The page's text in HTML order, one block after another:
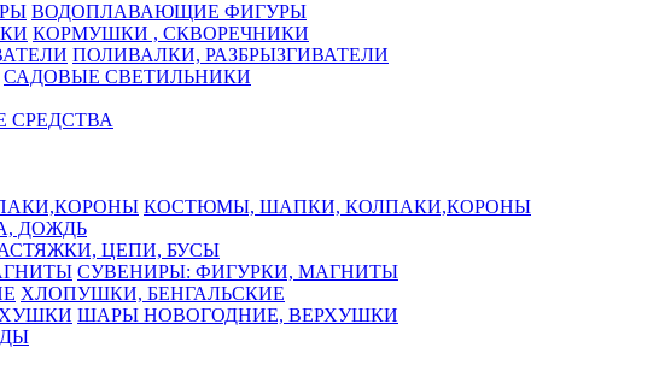
ВОДОПЛАВАЮЩИЕ ФИГУРЫ
КОРМУШКИ , СКВОРЕЧНИКИ
ПОЛИВАЛКИ, РАЗБРЫЗГИВАТЕЛИ
САДОВЫЕ СВЕТИЛЬНИКИ
КОСТЮМЫ, ШАПКИ, КОЛПАКИ,КОРОНЫ
ДОЖДЬ
ЦЕПИ, БУСЫ
СУВЕНИРЫ: ФИГУРКИ, МАГНИТЫ
ХЛОПУШКИ, БЕНГАЛЬСКИЕ
ШАРЫ НОВОГОДНИЕ, ВЕРХУШКИ